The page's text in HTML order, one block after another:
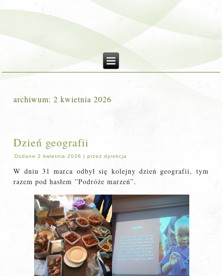
archiwum:2 kwietnia 2026
Dzień geografii
Dodane 2 kwietnia 2026 |przez dyrekcja
W dniu 31 marca odbył się kolejny dzień geografii, tym
razem pod hasłem ”Podróże marzeń”.